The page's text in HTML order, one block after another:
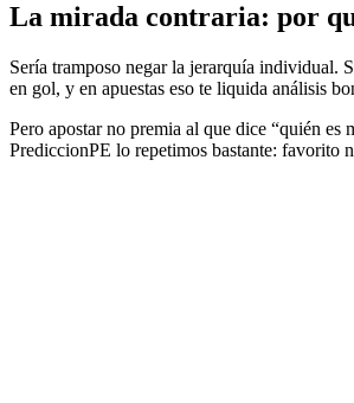
La mirada contraria: por
Sería tramposo negar la jerarquía individual.
en gol, y en apuestas eso te liquida análisis
Pero apostar no premia al que dice “quién
PrediccionPE lo repetimos bastante: favorito